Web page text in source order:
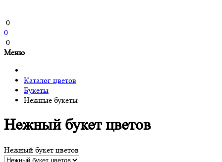
0
0
0
Меню
Каталог цветов
Букеты
Нежные букеты
Нежный букет цветов
Нежный букет цветов